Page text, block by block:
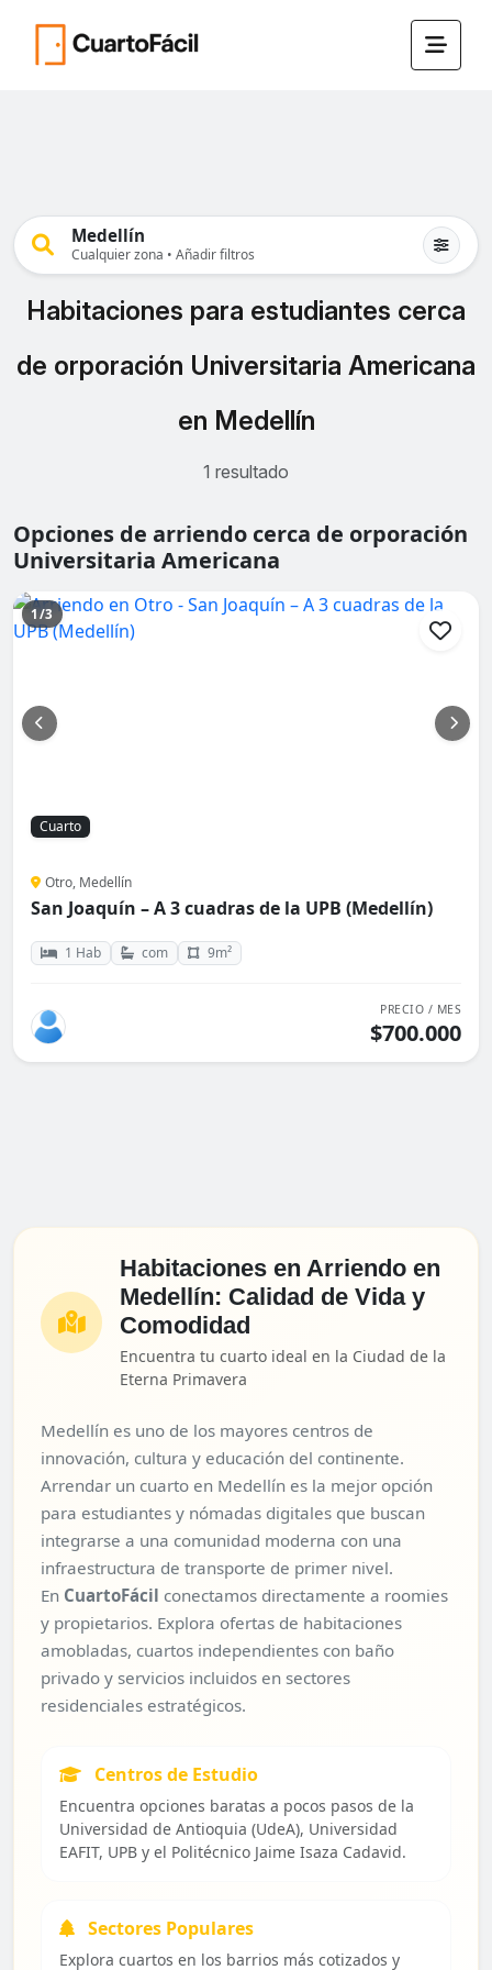
Medellín
Cualquier zona • Añadir filtros
Habitaciones para estudiantes cerca
de orporación Universitaria Americana
en Medellín
1 resultado
Opciones de arriendo cerca de orporación
Universitaria Americana
1/3
Cuarto
Otro, Medellín
San Joaquín – A 3 cuadras de la UPB (Medellín)
1 Hab com 9m²
PRECIO / MES
$700.000
Habitaciones en Arriendo en
Medellín: Calidad de Vida y
Comodidad
Encuentra tu cuarto ideal en la Ciudad de la
Eterna Primavera
Medellín es uno de los mayores centros de
innovación, cultura y educación del continente.
Arrendar un cuarto en Medellín es la mejor opción
para estudiantes y nómadas digitales que buscan
integrarse a una comunidad moderna con una
infraestructura de transporte de primer nivel.
En CuartoFácil conectamos directamente a roomies
y propietarios. Explora ofertas de habitaciones
amobladas, cuartos independientes con baño
privado y servicios incluidos en sectores
residenciales estratégicos.
Centros de Estudio
Encuentra opciones baratas a pocos pasos de la
Universidad de Antioquia (UdeA), Universidad
EAFIT, UPB y el Politécnico Jaime Isaza Cadavid.
Sectores Populares
Explora cuartos en los barrios más cotizados y